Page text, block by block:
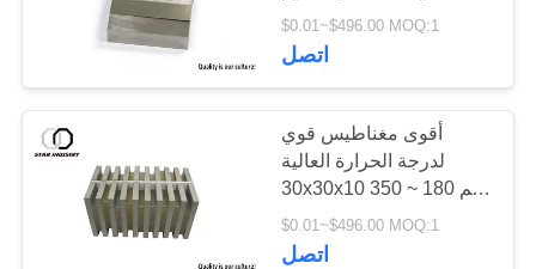
مراقبة
الجودة
كبير نيوديميوم
المغناطيس
للحرارة
$0.01~$496.00 MOQ:1
اتصل
أقوى مغناطيس قوي
لدرجة الحرارة العالية
30x30x10 مم 180 ~ 350
℃
$0.01~$496.00 MOQ:1
اتصل